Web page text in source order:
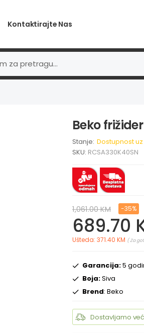
Kontaktirajte Nas
Beko
Stanje: Dostupnost
SKU: RCSA330K40SN
1,061.00 KM -35%
689.70
Ušteda: 371.40 KM ( Za
Garancija:5
Boja:Siva
Brend: Beko
Dostavljamo